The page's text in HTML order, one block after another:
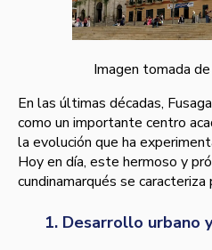
Imagen tomada
En las últimas décadas,
como un importante centro
la evolución que ha
Hoy en día, este hermoso y
cundinamarqués se caracteriza
1. Desarrollo urbano